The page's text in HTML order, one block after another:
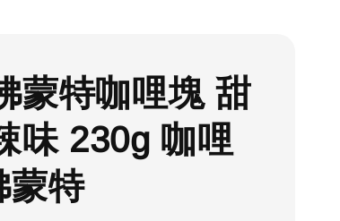
蒙特咖哩塊 甜
味 230g 咖哩
蒙特